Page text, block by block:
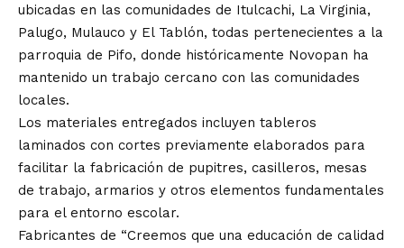
ubicadas en las comunidades de Itulcachi, La Virginia,
Palugo, Mulauco y El Tablón, todas pertenecientes a la
parroquia de Pifo, donde históricamente Novopan ha
mantenido un trabajo cercano con las comunidades
locales.
Los materiales entregados incluyen tableros
laminados con cortes previamente elaborados para
facilitar la fabricación de pupitres, casilleros, mesas
de trabajo, armarios y otros elementos fundamentales
para el entorno escolar.
Fabricantes de “Creemos que una educación de calidad